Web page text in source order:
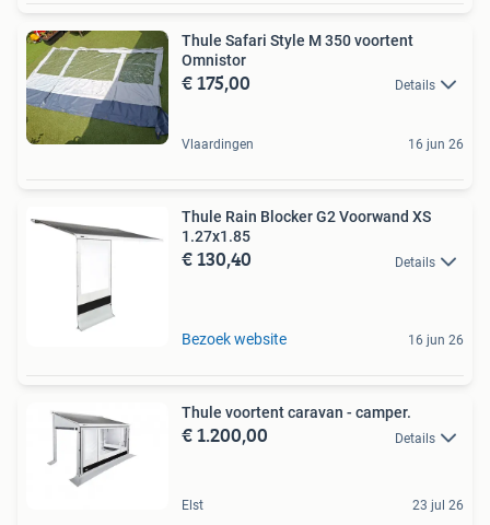
Thule Safari Style M 350 voortent
Omnistor
€ 175,00 Details
Vlaardingen 16 jun 26
Thule Rain Blocker G2 Voorwand XS
1.27x1.85
€ 130,40 Details
Bezoek website 16 jun 26
Thule voortent caravan - camper.
€ 1.200,00 Details
Elst 23 jul 26